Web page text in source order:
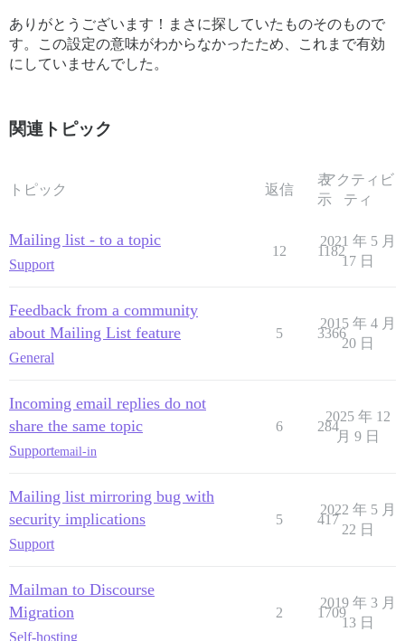
ありがとうございます！まさに探していたものそのもので
す。この設定の意味がわからなかったため、これまで有効
にしていませんでした。
関連トピック
トピック 返信
表
示
アクティビ
ティ
Mailing list - to a topic
Support
12 1182
2021 年 5 月
17 日
Feedback from a community
about Mailing List feature
General
5 3366
2015 年 4 月
20 日
Incoming email replies do not
share the same topic
Supportemail-in
6 284
2025 年 12
月 9 日
Mailing list mirroring bug with
security implications
Support
5 417
2022 年 5 月
22 日
Mailman to Discourse
Migration
Self-hosting
2 1709
2019 年 3 月
13 日